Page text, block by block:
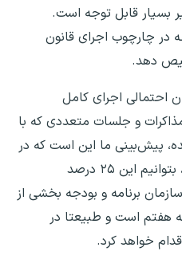
بسیار قابل توجه است.
در چارچوب اجرای قانون
دهد.
احتمالی اجرای کامل
و جلسات متعددی که با
پیش‌بینی ما این است که در
تابستان امسال با تامین اعتبار، بتوانیم این ۲۵ درصد
برنامه و بودجه بخشی از
هفتم است و طبیعتا در
خواهد کرد.